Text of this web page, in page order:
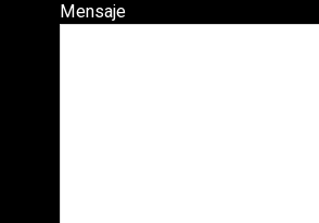
Mensaje